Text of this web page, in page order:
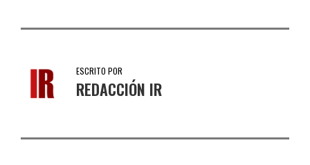
ESCRITO POR
REDACCIÓN IR